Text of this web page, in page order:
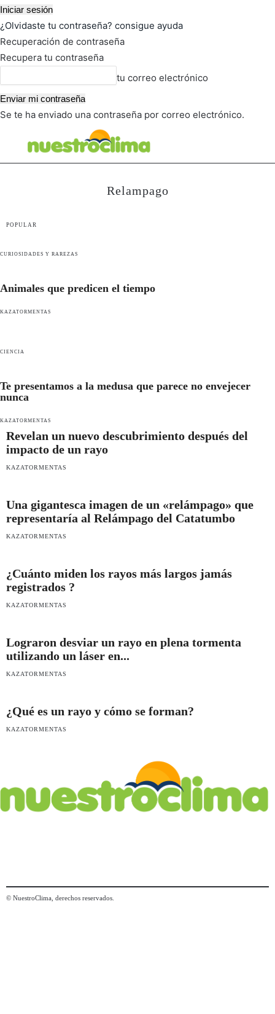
¿Olvidaste tu contraseña? consigue ayuda
Recuperación de contraseña
Recupera tu contraseña
tu correo electrónico
Se te ha enviado una contraseña por correo electrónico.
Relampago
POPULAR
CURIOSIDADES Y RAREZAS
Animales que predicen el tiempo
KAZATORMENTAS
CIENCIA
Te presentamos a la medusa que parece no envejecer
nunca
KAZATORMENTAS
Revelan un nuevo descubrimiento después del
impacto de un rayo
KAZATORMENTAS
Una gigantesca imagen de un «relámpago» que
representaría al Relámpago del Catatumbo
KAZATORMENTAS
¿Cuánto miden los rayos más largos jamás
registrados ?
KAZATORMENTAS
Lograron desviar un rayo en plena tormenta
utilizando un láser en...
KAZATORMENTAS
¿Qué es un rayo y cómo se forman?
KAZATORMENTAS
© NuestroClima, derechos reservados.